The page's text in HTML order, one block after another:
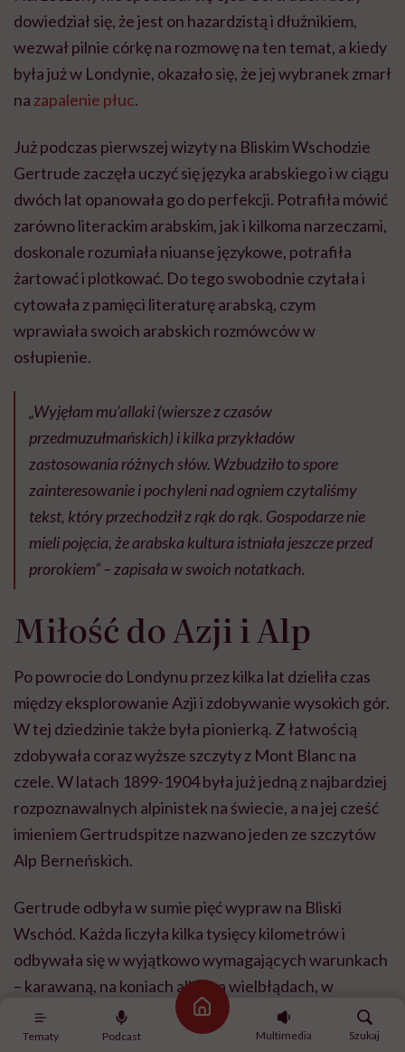
Tematy Podcast
Strona główna
Multimedia
Szukaj
dowiedział się, że jest on hazardzistą i dłużnikiem,
wezwał pilnie córkę na rozmowę na ten temat, a kiedy
była już w Londynie, okazało się, że jej wybranek zmarł
na zapalenie płuc.
Już podczas pierwszej wizyty na Bliskim Wschodzie
Gertrude zaczęła uczyć się języka arabskiego i w ciągu
dwóch lat opanowała go do perfekcji. Potrafiła mówić
zarówno literackim arabskim, jak i kilkoma narzeczami,
doskonale rozumiała niuanse językowe, potrafiła
żartować i plotkować. Do tego swobodnie czytała i
cytowała z pamięci literaturę arabską, czym
wprawiała swoich arabskich rozmówców w
osłupienie.
„Wyjęłam mu’allaki (wiersze z czasów
przedmuzułmańskich) i kilka przykładów
zastosowania różnych słów. Wzbudziło to spore
zainteresowanie i pochyleni nad ogniem czytaliśmy
tekst, który przechodził z rąk do rąk. Gospodarze nie
mieli pojęcia, że arabska kultura istniała jeszcze przed
prorokiem”– zapisała w swoich notatkach.
Miłość do Azji i Alp
Po powrocie do Londynu przez kilka lat dzieliła czas
między eksplorowanie Azji i zdobywanie wysokich gór.
W tej dziedzinie także była pionierką. Z łatwością
zdobywała coraz wyższe szczyty z Mont Blanc na
czele. W latach 1899-1904 była już jedną z najbardziej
rozpoznawalnych alpinistek na świecie, a na jej cześć
imieniem Gertrudspitze nazwano jeden ze szczytów
Alp Berneńskich.
Gertrude odbyła w sumie pięć wypraw na Bliski
Wschód. Każda liczyła kilka tysięcy kilometrów i
odbywała się w wyjątkowo wymagających warunkach
– karawaną, na koniach albo na wielbłądach, w
pustynnych warunkach. Gertrude bardzo szybko
przystosowywała się do skrajnych warunków